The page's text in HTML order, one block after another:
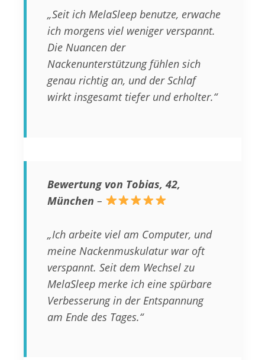
„Seit ich MelaSleep benutze, erwache
ich morgens viel weniger verspannt.
Die Nuancen der
Nackenunterstützung fühlen sich
genau richtig an, und der Schlaf
wirkt insgesamt tiefer und erholter.“
Bewertung von Tobias, 42,
München –
„Ich arbeite viel am Computer, und
meine Nackenmuskulatur war oft
verspannt. Seit dem Wechsel zu
MelaSleep merke ich eine spürbare
Verbesserung in der Entspannung
am Ende des Tages.“